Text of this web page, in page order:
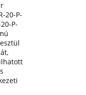
20-P-
P-